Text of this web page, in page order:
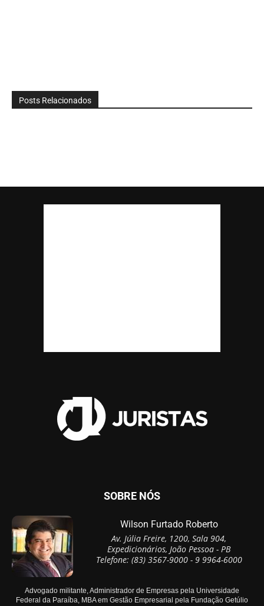
Posts Relacionados
SOBRE NÓS
Wilson Furtado Roberto
Av. Júlia Freire, 1200, Sala 904,
Expedicionários, João Pessoa - PB
Telefone: (83) 3567-9000 - 9 9964-6000
Advogado militante, Administrador de Empresas pela Universidade
Federal da Paraíba, MBA em Gestão Empresarial pela Fundação Getúlio